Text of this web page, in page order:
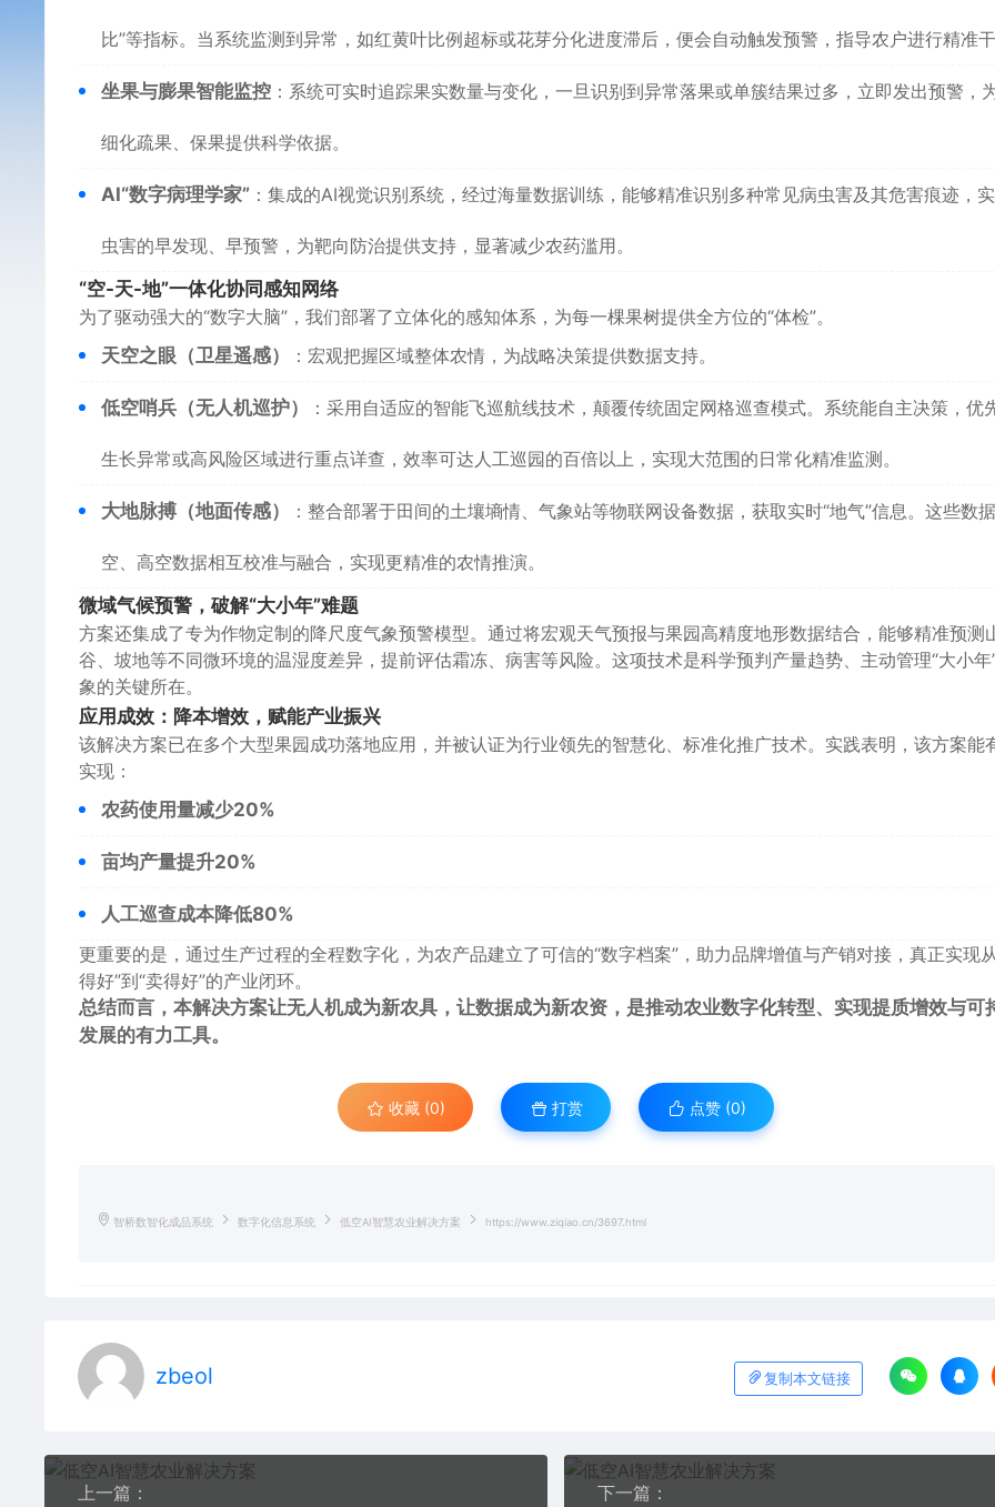
比”等指标。当系统监测到异常，如红黄叶比例超标或花芽分化进度滞后，便会自动触发预警，指导农户进行精准
坐果与膨果智能监控 ：系统可实时追踪果实数量与变化，一旦识别到异常落果或单簇结果过多，立即发出预警，
细化疏果、保果提供科学依据。
AI“数字病理学家” ：集成的AI视觉识别系统，经过海量数据训练，能够精准识别多种常见病虫害及其危害痕迹，
虫害的早发现、早预警，为靶向防治提供支持，显著减少农药滥用。
“空-天-地”一体化协同感知网络
为了驱动强大的“数字大脑”，我们部署了立体化的感知体系，为每一棵果树提供全方位的“体检”。
天空之眼（卫星遥感）
：宏观把握区域整体农情，为战略决策提供数据支持。
低空哨兵（无人机巡护） ：采用自适应的智能飞巡航线技术，颠覆传统固定网格巡查模式。系统能自主决策，优
生长异常或高风险区域进行重点详查，效率可达人工巡园的百倍以上，实现大范围的日常化精准监测。
大地脉搏（地面传感） ：整合部署于田间的土壤墒情、气象站等物联网设备数据，获取实时“地气”信息。这些数
空、高空数据相互校准与融合，实现更精准的农情推演。
微域气候预警，破解“大小年”难题
方案还集成了专为作物定制的降尺度气象预警模型。通过将宏观天气预报与果园高精度地形数据结合，能够精准预测
谷、坡地等不同微环境的温湿度差异，提前评估霜冻、病害等风险。这项技术是科学预判产量趋势、主动管理“大小年
象的关键所在。
应用成效：降本增效，赋能产业振兴
该解决方案已在多个大型果园成功落地应用，并被认证为行业领先的智慧化、标准化推广技术。实践表明，该方案能
实现：
农药使用量减少20%
亩均产量提升20%
人工巡查成本降低80%
更重要的是，通过生产过程的全程数字化，为农产品建立了可信的“数字档案”，助力品牌增值与产销对接，真正实现
得好”到“卖得好”的产业闭环。
总结而言，本解决方案让无人机成为新农具，让数据成为新农资，是推动农业数字化转型、实现提质增效与可
发展的有力工具。
收藏 (0) 打赏 点赞 (0)
智桥数智化成品系统 数字化信息系统 低空AI智慧农业解决方案 https://www.ziqiao.cn/3697.html
zbeol 复制本文链接
上一篇：
下一篇：